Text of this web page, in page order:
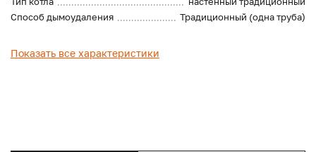
Способ дымоудаления
Традиционный (одна труба)
Показать все характеристики